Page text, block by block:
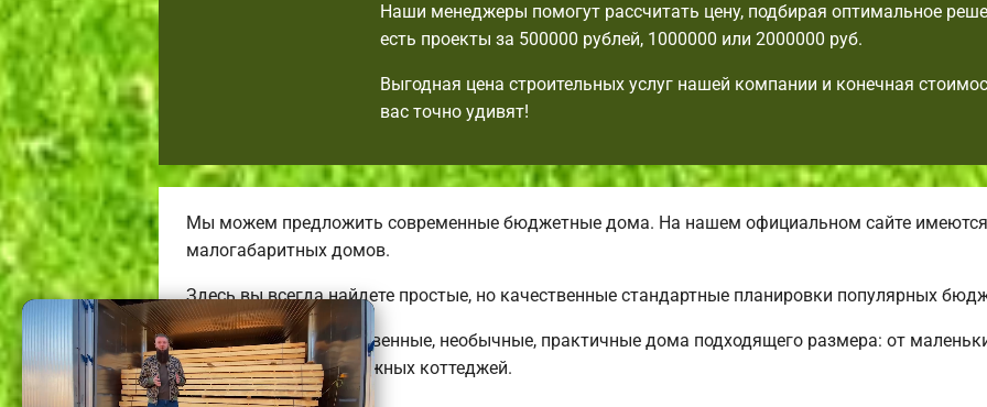
Наши менеджеры помогут рассчитать цену, подбирая оптимальное
есть проекты за 500000 рублей, 1000000 или 2000000 руб.
Выгодная цена строительных услуг нашей компании и конечная
вас точно удивят!
Мы можем предложить современные бюджетные дома. На нашем официальном сайте
малогабаритных домов.
Здесь вы всегда найдете простые, но качественные стандартные планировки популярных
Строим высококачественные, необычные, практичные дома подходящего размера: от
больших двух-трехэтажных коттеджей.